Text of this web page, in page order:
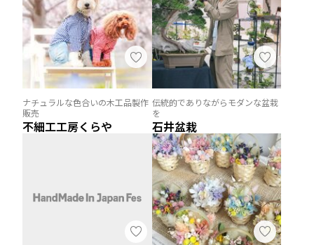
ナチュラルな色合いの木工品製作
販売
不細工工房くらや
伝統的でありながらモダンな盆栽
を
石井盆栽